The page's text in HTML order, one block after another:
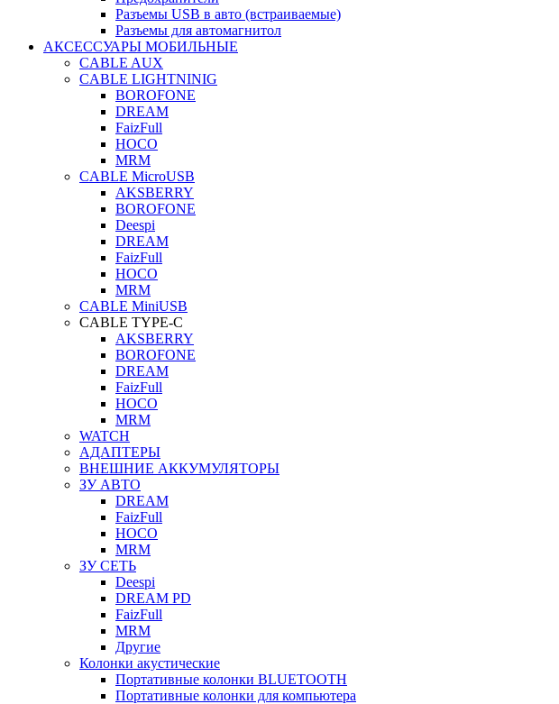
Разъемы USB в авто (встраиваемые)
Разъемы для автомагнитол
АКСЕССУАРЫ МОБИЛЬНЫЕ
CABLE AUX
CABLE LIGHTNINIG
BOROFONE
DREAM
FaizFull
HOCO
MRM
CABLE MicroUSB
AKSBERRY
BOROFONE
Deespi
DREAM
FaizFull
HOCO
MRM
CABLE MiniUSB
CABLE TYPE-C
AKSBERRY
BOROFONE
DREAM
FaizFull
HOCO
MRM
WATCH
АДАПТЕРЫ
ВНЕШНИЕ АККУМУЛЯТОРЫ
ЗУ АВТО
DREAM
FaizFull
HOCO
MRM
ЗУ СЕТЬ
Deespi
DREAM PD
FaizFull
MRM
Другие
Колонки акустические
Портативные колонки BLUETOOTH
Портативные колонки для компьютера